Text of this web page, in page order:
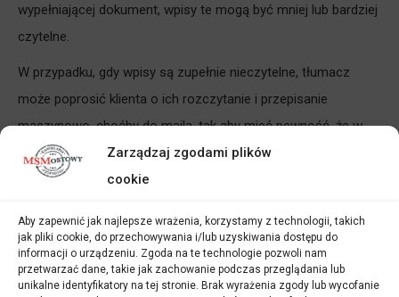
Zarządzaj zgodami plików
cookie
Aby zapewnić jak najlepsze wrażenia, korzystamy z technologii, takich
jak pliki cookie, do przechowywania i/lub uzyskiwania dostępu do
informacji o urządzeniu. Zgoda na te technologie pozwoli nam
przetwarzać dane, takie jak zachowanie podczas przeglądania lub
unikalne identyfikatory na tej stronie. Brak wyrażenia zgody lub wycofanie
wypełniającej dokument, wpisy te mogą być mniej lub bardziej
czytelne.
W przypadku, gdy wpisy są zupełnie nieczytelne, tłumacz
może poprosić klienta o ich rozczytanie i przepisanie
maszynowo, choćby do maila, tak aby mieć pewność, że w
wykonanym tłumaczeniu przysięgłym znajdą się poprawne
dane, bez omyłek pisarskich i literówek.
Rozczytanie nieczytelnych wpisów odręcznych przez klientów
jest o tyle istotne, że pojawienie się w tłumaczeniu nawet
najdrobniejszej literówki, choćby w imieniu osoby, której